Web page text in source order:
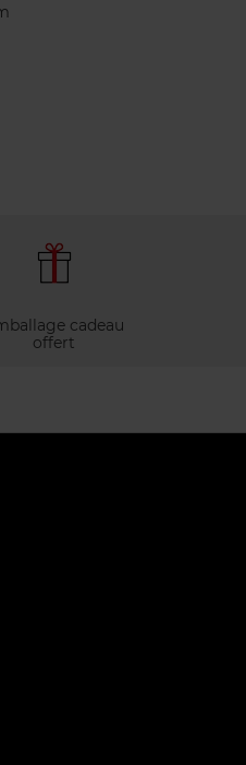
cadeau
offert